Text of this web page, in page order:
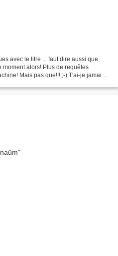
avec le titre ... faut dire aussi que
moment alors! Plus de requêtes
Mais pas que!!! ;-) T'ai-je jamais